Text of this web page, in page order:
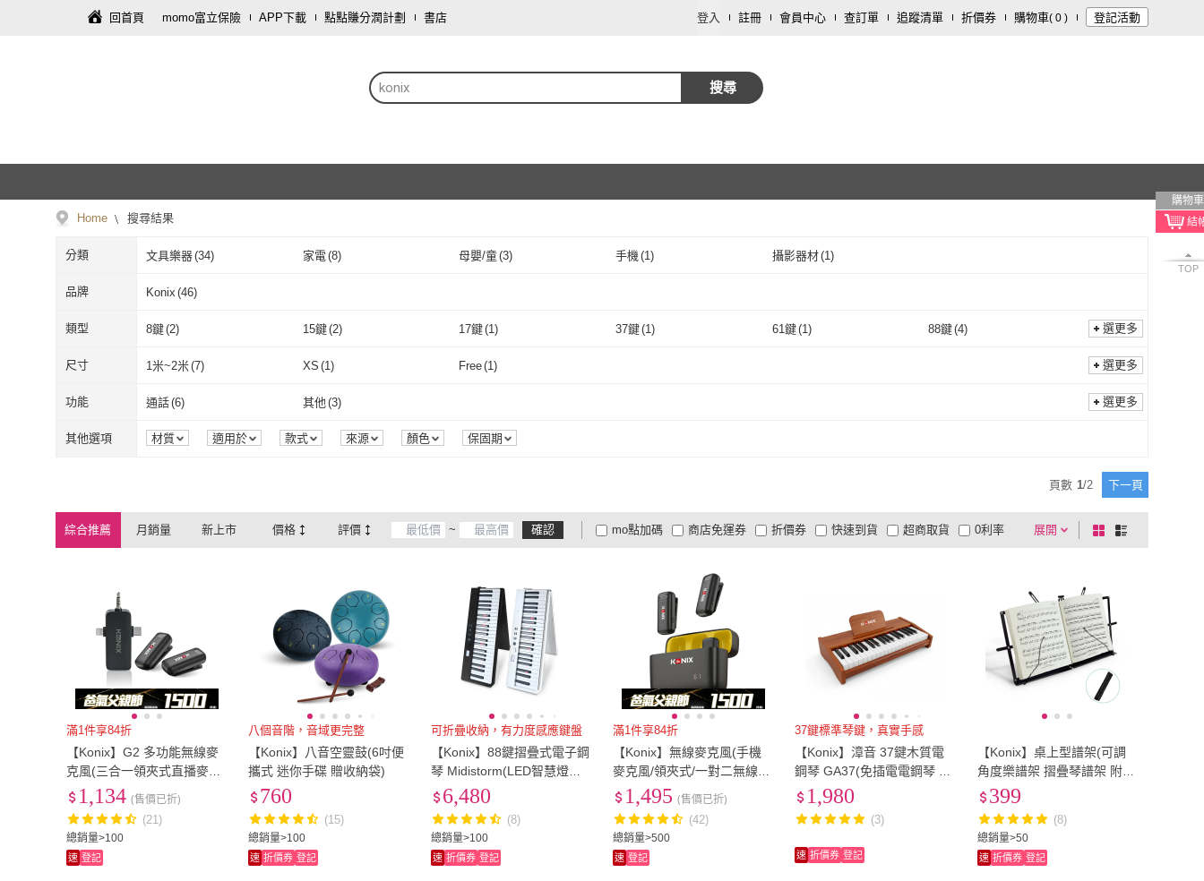
回首頁 momo富立保險 APP下載 點點賺分潤計劃 書店 登入 註冊 會員中心 查訂單 追蹤清單 折價券 購物車( 0 ) 登記活動
konix 搜尋
購物車
TOP
Home 搜尋結果
分類 文具樂器(34) 家電 (8) 母嬰/童(3) 手機(1) 攝影器材(1)
品牌 Konix (46)
Konix
類型 8鍵(2) 15鍵(2) 17鍵(1) 37鍵(1) 61鍵(1) 88鍵(4)
半配重鍵盤 無配重鍵盤 100種以下
無線(6) USB (1)
8鍵(2) 15鍵 17鍵
半配重鍵盤 無配重鍵盤
無線 USB(1) 充電式
選更多
尺寸 1米~2米(7) XS (1) Free(1)
1米~2米 XS
選更多
功能 通話(6) 其他 (3)
通話 其他(3)
選更多
其他選項 材質 適用於 款式 來源 顏色 保固期
頁數 1/2 下一頁
綜合推薦 月銷量 新上市 價格 評價 ~ 確認 展開
折價券
有影片
商品有量 電視購物
mo點加碼 快速到貨 超商取貨
大家電安心配
大家電快配
商店免運券 0利率
及以上
棋
盤
列
滿1件享84折
【Konix】G2 多功能無線麥
克風(三合一領夾式直播麥克
風 手機藍牙麥克風 具監聽功
總銷量>100
1,134 (售價已折)
(21)
速 登記
八個音階，音域更完整
【Konix】八音空靈鼓(6吋便
攜式 迷你手碟 贈收納袋)
總銷量>100
760
(15)
速 折價券 登記
可折疊收納，有力度感應鍵盤
【Konix】88鍵摺疊式電子鋼
琴 Midistorm(LED智慧燈光
學習 可攜式電子琴 MIDI鍵盤
魔光琴)
總銷量>100
6,480
(8)
速 折價券 登記
滿1件享84折
【Konix】無線麥克風(手機
麥克風/領夾式/一對二無線麥
克風/隨身收納盒/安卓蘋果雙
規格)
總銷量>500
1,495 (售價已折)
(42)
速 登記
37鍵標準琴鍵，真實手感
【Konix】漳音 37鍵木質電
鋼琴 GA37(免插電電鋼琴 學
習電子琴 居家旅宿藝術逸品
標準琴鍵真實手感)
1,980
(3)
速 折價券 登記
【Konix】桌上型譜架(可調
角度樂譜架 摺疊琴譜架 附專
用收納袋)
總銷量>50
399
(8)
速 折價券 登記